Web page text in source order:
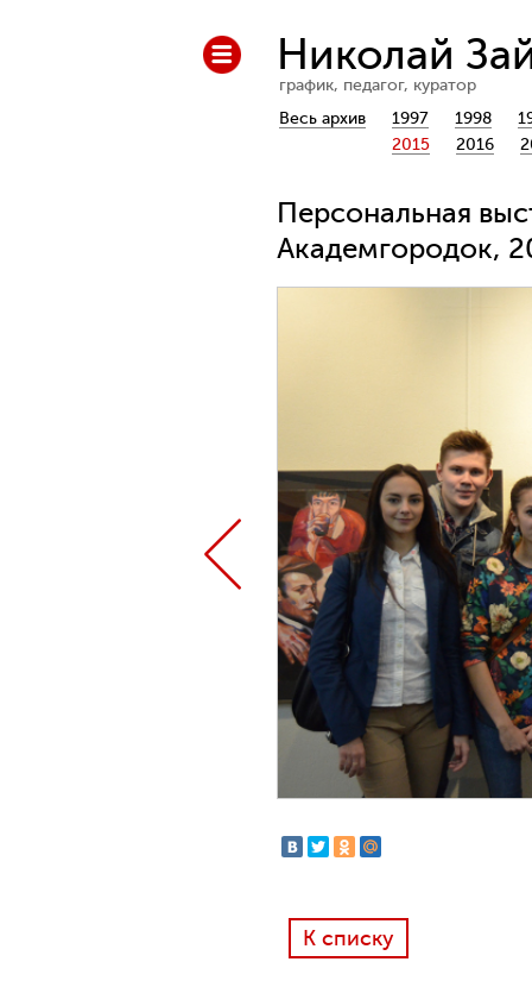
Николай
график, педагог, куратор
Весь архив
1997 1998
2015
2016
Персональная
Академгородок,
К списку